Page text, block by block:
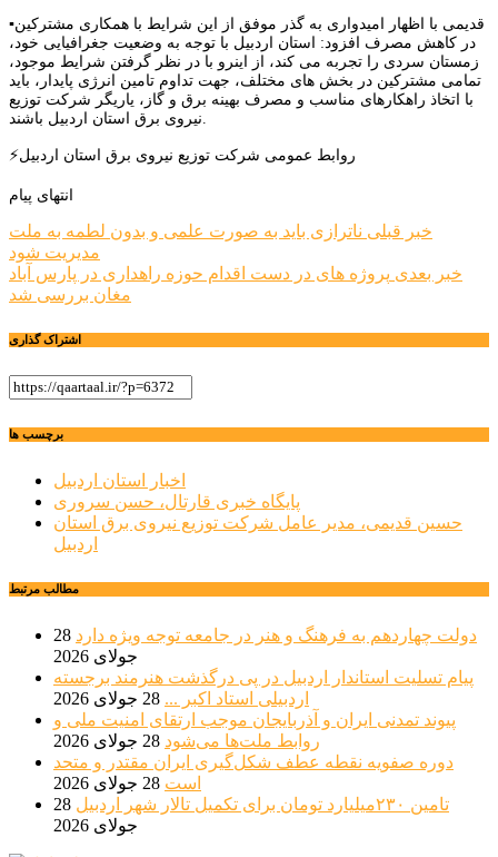
▪️قدیمی با اظهار امیدواری به گذر موفق از این شرایط با همکاری مشترکین
در کاهش مصرف افزود: استان اردبیل با توجه به وضعیت جغرافیایی خود،
زمستان سردی را تجربه می کند، از اینرو با در نظر گرفتن شرایط موجود،
تمامی مشترکین در بخش های مختلف، جهت تداوم تامین انرژی پایدار، باید
با اتخاذ راهکارهای مناسب و مصرف بهینه برق و گاز، یاریگر شرکت توزیع
⚡️روابط عمومی شرکت توزیع نیروی برق استان اردبیل
انتهای پیام
راهبری
نوشته
خبر قبلی ناترازی باید به صورت علمی و بدون لطمه به ملت
مدیریت شود
خبر بعدی پروژه های در دست اقدام حوزه راهداری در پارس آباد
مغان بررسی شد
اشتراک گذاری
برچسب ها
اخبار استان اردبیل
پایگاه خبری قارتال، حسن سروری
حسین قدیمی، مدیر عامل شرکت توزیع نیروی برق استان
اردبیل
مطالب مرتبط
دولت چهاردهم به فرهنگ و هنر در جامعه توجه ویژه دارد 28
جولای 2026
پیام تسلیت استاندار اردبیل در پی درگذشت هنرمند برجسته
اردبیلی استاد اکبر ... 28 جولای 2026
پیوند تمدنی ایران و آذربایجان موجب ارتقای امنیت ملی و
روابط ملت‌ها می‌شود 28 جولای 2026
دوره صفویه نقطه عطف شکل‌گیری ایران مقتدر و متحد
است 28 جولای 2026
تامین ۲۳۰میلیارد تومان برای تکمیل تالار شهر اردبیل
28
جولای 2026